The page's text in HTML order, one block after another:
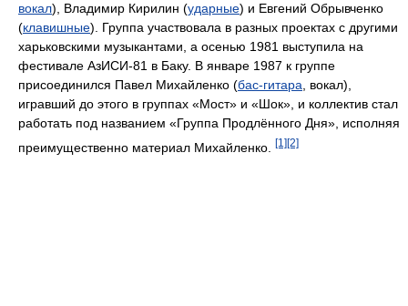
вокал), Владимир Кирилин (ударные) и Евгений Обрывченко
(клавишные). Группа участвовала в разных проектах с другими
харьковскими музыкантами, а осенью 1981 выступила на
фестивале АзИСИ-81 в Баку. В январе 1987 к группе
присоединился Павел Михайленко (бас-гитара , вокал),
игравший до этого в группах «Мост» и «Шок», и коллектив стал
работать под названием «Группа Продлённого Дня», исполняя
преимущественно материал Михайленко.
[1][2]